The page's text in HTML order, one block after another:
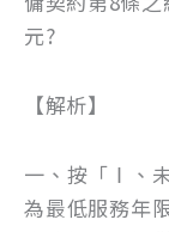
元?
【解析】
一、按「Ⅰ、
為最低服務年